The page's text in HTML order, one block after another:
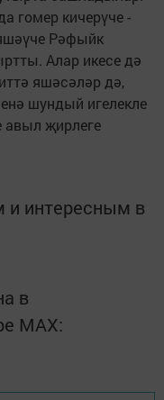
гомер кичерүче
Рә­фыйк
Алар икесе дә
яшәсәләр дә,
шундый игелекле
авыл җирлеге
интересным в
в
MАХ: